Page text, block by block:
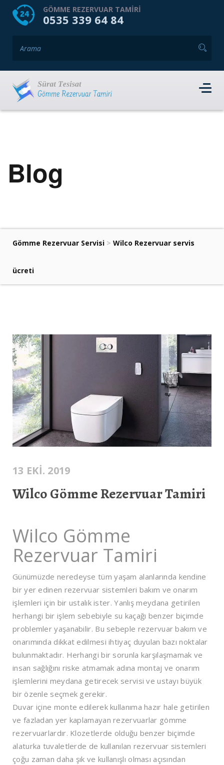
HOME HAKKIMIZDA
GÖMME REZERVUAR TAMIRI
0535 339 64 84
Blog
Gömme Rezervuar Servisi > Wilco Rezervuar servis
ücreti
13 EKI. 2019
Wilco Gömme Rezervuar Tamiri
Wilco Gömme
Rezervuar Tamiri
Günümüzde neredeyse tüm yaşam alanlarında kendine
bir yer edinen rezervuar sistemleri bakım ve onarım
işlemleri için bir ustalık ister. Yanlış meydana getirilen
herhangi bir işlem sebebiyle su kaçağı benzer biçimde
problemler yaşanabilir. Bu sebeple rezervuar bakım ve
onarımında dikkat edilmesi ihtiyaç duyulan bazı noktalar
bulunmaktadır. Herhangi bir sorunla karşılaşmamak ve
insan sağlığını riske atmamak adına montaj ve onarım
işlemlerini meydana getirecek servisi ve ustayı büyük
bir özenle seçmek gerekir.
Duvar içine monte edilerek kullanıma hazır hale getirilen
ve fazladan yer kaplamayan rezervuarlar gömme
rezervuarlardır. Klozetlerde olduğu benzer biçimde
alaturka tuvaletlerde de kullanılan rezervuar sistemleri
çoğu zaman daha şık ve kullanışlı olması açısından